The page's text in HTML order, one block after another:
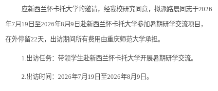
应新西兰怀卡托大学的邀请，经我校研究同意，拟派路晨同志于2026
年7月 19 日至2026年8月9日赴新西兰怀卡托大学参加暑期研学交流项目 ，
在外停留22天，出访期间所有费用由重庆师范大学承担。
1.出访任务： 带领学生赴新西兰怀卡托大学开展暑期研学交流。
2.出访时间： 2026年7 月 19 日至2026年8月9日 。